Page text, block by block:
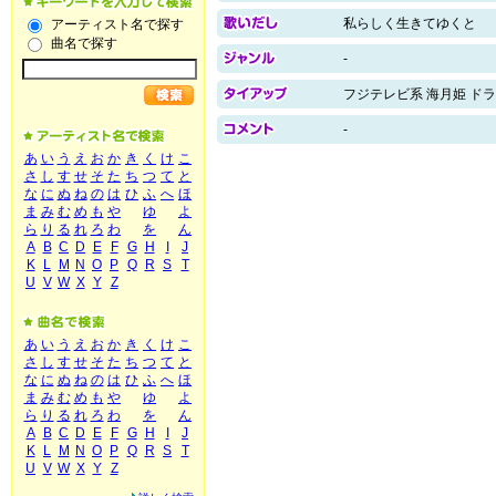
アーティスト名で探す
曲名で探す
あ い う え お か き く け こ
さ し す せ そ た ち つ て と
な に ぬ ね の は ひ ふ へ ほ
ま み む め も や ゆ
よ
ら り る れ ろ わ を
ん
A
B C D E F G H
J
K
L M N O P Q R S
T
U V W X Y Z
あ い う え お か き く け こ
さ し す せ そ た ち つ て と
な に ぬ ね の は ひ ふ へ ほ
ま み む め も や ゆ
よ
ら り る れ ろ わ を
ん
A
B C D E F G H
J
K
L M N O P Q R S
T
U V W X Y Z
私らしく生きてゆくと
-
フジテレビ系 海月姫 ド
-